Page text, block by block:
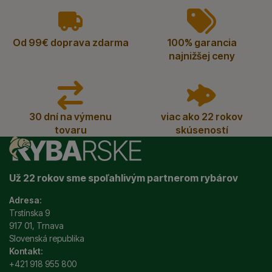
vyhody
Od 99€ doprava zdarma
100% garancia
najnižšej ceny
30 dní na výmenu
tovaru
viac ako 22 rokov
skúseností
Už 22 rokov sme spoľahlivým partnerom rybárov
Adresa:
Trstínska 9
917 01, Trnava
Slovenská republika
Kontakt:
+421 918 955 800